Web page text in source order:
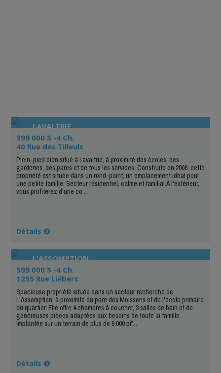
LAVALTRIE
399 000 $ -4 Ch.
40 Rue des Tilleuls
Plein-pied bien situé à Lavaltrie, à proximité des écoles, des
garderies, des parcs et de tous les services. Construite en 2006, cette
propriété est située dans un rond-point, un emplacement idéal pour
une petite famille. Secteur résidentiel, calme et familial.À l'extérieur,
vous profiterez d'une co...
Détails
L'ASSOMPTION
599 000 $ -4 Ch.
1255 Rue Liébert
Spacieuse propriété située dans un secteur recherché de
L'Assomption, à proximité du parc des Moissons et de l'école primaire
du quartier. Elle offre 4 chambres à coucher, 3 salles de bain et de
généreuses pièces adaptées aux besoins de toute la famille.
Implantée sur un terrain de plus de 9 000 pi²...
Détails